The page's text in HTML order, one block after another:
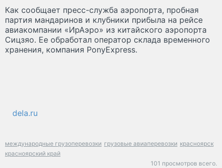
Как сообщает пресс-служба аэропорта, пробная
партия мандаринов и клубники прибыла на рейсе
авиакомпании «ИрАэро» из китайского аэропорта
Сицзяо. Ее обработал оператор склада временного
хранения, компания PonyExpress.
dela.ru
международные грузоперевозки грузовые авиаперевозки красноярск
красноярский край
101 просмотров всего.